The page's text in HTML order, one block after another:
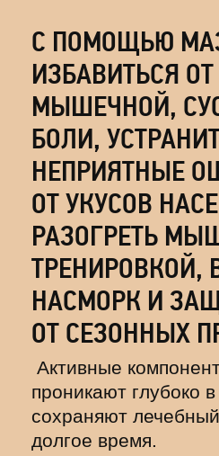
С ПОМОЩЬЮ
ИЗБАВИТЬСЯ
МЫШЕЧНОЙ,
БОЛИ,
НЕПРИЯТНЫЕ
ОТ УКУСОВ
РАЗОГРЕТЬ
ТРЕНИРОВКОЙ,
НАСМОРК И
ОТ СЕЗОННЫХ
Активные
проникают глубоко
сохраняют
долгое время.